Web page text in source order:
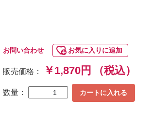
お問い合わせ お気に入りに追加
販売価格： ￥1,870円 （税込）
数量： カートに入れる